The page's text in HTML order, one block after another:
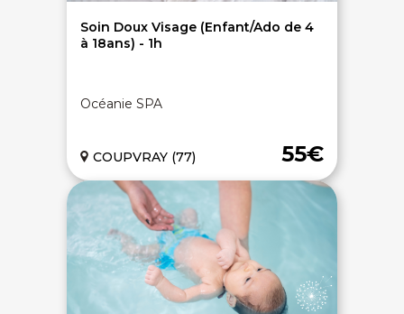
Soin Doux Visage (Enfant/Ado de 4
à 18ans) - 1h
Océanie SPA
55€
COUPVRAY (77)